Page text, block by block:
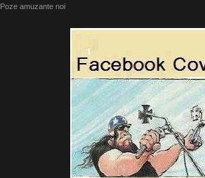
Poze amuzante noi